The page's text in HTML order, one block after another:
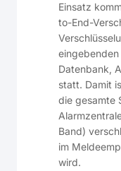
Einsatz
to-End-
Datenbank,
statt. Damit
die gesamte
Band)
im
wird.